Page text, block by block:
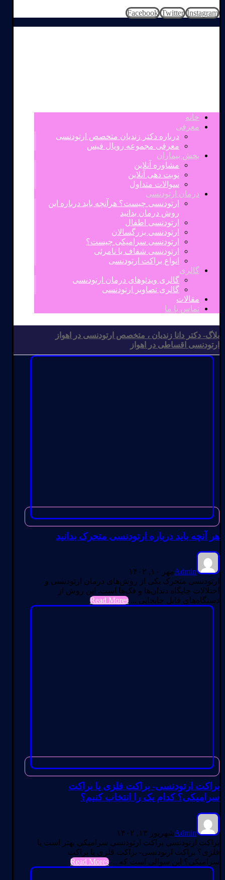
Facebook Twitter Instagram
خانه
معرفی
درباره دکتر زندیان متخصص ارتودنسی
معرفی مجموعه رویال فیس
بخش بیماران
مشاوره آنلاین
نوبت دهی آنلاین
سوالات متداول
درمان ارتودنسی
ارتودنسی چیست؟ هرآنچه باید درباره این
روش درمان بدانید
ارتودنسی اطفال
ارتودنسی بزرگسالان
ارتودنسی سرامیکی چیست؟
ارتودنسی شفاف یا نامرئی
انواع براکت ارتودنسی
گالری
گالری ویدئوهای درمان ارتودنسی
گالری تصاویر ارتودنسی
مقالات
تماس با ما
بلاگ- دکتر دانا زندیان ، متخصص ارتودنسی در اهواز
ارتودنسی اقساطی در اهواز
هر آنچه باید درباره ارتودنسی متحرک بدانید
Adminمهر ۱۰, ۱۴۰۲
ارتودنسی متحرک یکی از روش‌های درمان ارتودنسی و
اختلالات جایگاه دندان‌ها و فک‌ها است. این روش از
دستگاه‌های قابل جابجایی ... Read Mores
براکت ارتودنسی- براکت فلزی یا براکت
سرامیکی؟ کدام یک را انتخاب کنیم؟
Adminشهریور ۱۳, ۱۴۰۲
براکت ارتودنسی براکت ارتودنسی سرامیکی بهتر است یا
فلزی؟ براکت ارتودنسی- براکت فلزی یا براکت
سرامیکی؟ این سوالی است که ... Read Mores